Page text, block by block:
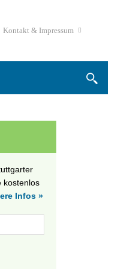
Kontakt & Impressum
kostenlos
Infos »